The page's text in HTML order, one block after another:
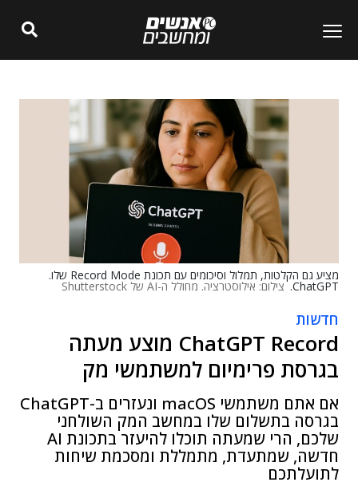
מציע גם הקלטות, תמלול וסיכומים עם תכונת Record Mode שלו.
ChatGPT. צילום: אילוסטרציה. מחולל ה-AI של Shutterstock
חדשות
ChatGPT Record מוצע מעתה
בגרסת פרימיום למשתמשי מק
אם אתם משתמשי macOS ונעזרים ב-ChatGPT
בגרסה בתשלום שלו במחשב המק השולחני
שלכם, הרי שמעתה תוכלו להיעזר בתכונת AI
חדשה, שמתעדת, מתמללת ומסכמת שיחות
לתועלתכם